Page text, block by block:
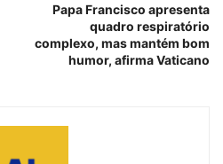
Papa Francisco apresenta
quadro respiratório
complexo, mas mantém bom
humor, afirma Vaticano